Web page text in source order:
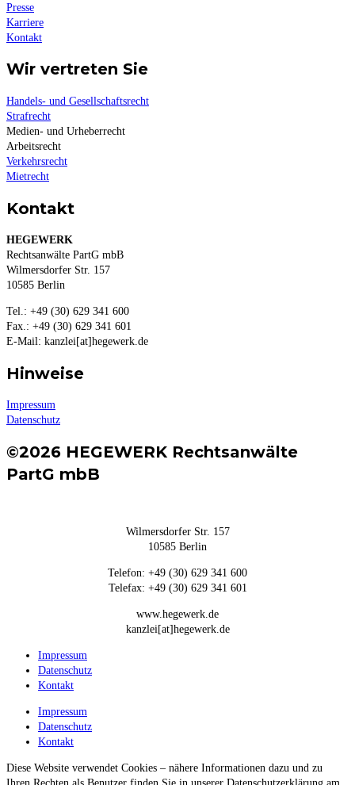
Presse
Karriere
Kontakt
Wir vertreten Sie
Handels- und Gesellschaftsrecht
Strafrecht
Medien- und Urheberrecht
Arbeitsrecht
Verkehrsrecht
Mietrecht
Kontakt
HEGEWERK
Rechtsanwälte PartG mbB
Wilmersdorfer Str. 157
10585 Berlin
Tel.: +49 (30) 629 341 600
Fax.: +49 (30) 629 341 601
E-Mail: kanzlei[at]hegewerk.de
Hinweise
Impressum
Datenschutz
©2026 HEGEWERK Rechtsanwälte
PartG mbB
Wilmersdorfer Str. 157
10585 Berlin
Telefon: +49 (30) 629 341 600
Telefax: +49 (30) 629 341 601
www.hegewerk.de
kanzlei[at]hegewerk.de
Impressum
Datenschutz
Kontakt
Impressum
Datenschutz
Kontakt
Diese Website verwendet Cookies – nähere Informationen dazu und zu